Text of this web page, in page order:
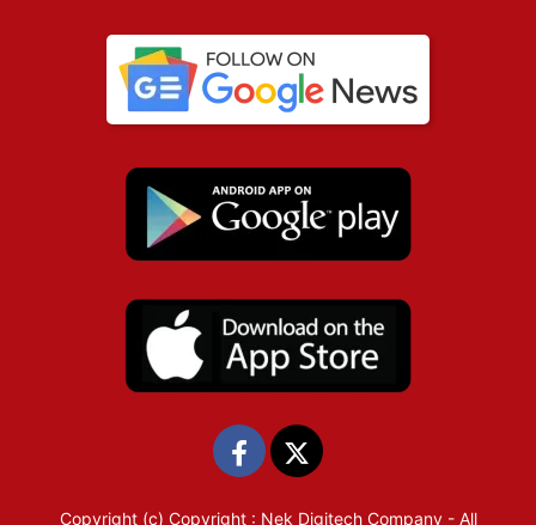
Copyright (c) Copyright : Nek Digitech Company- All